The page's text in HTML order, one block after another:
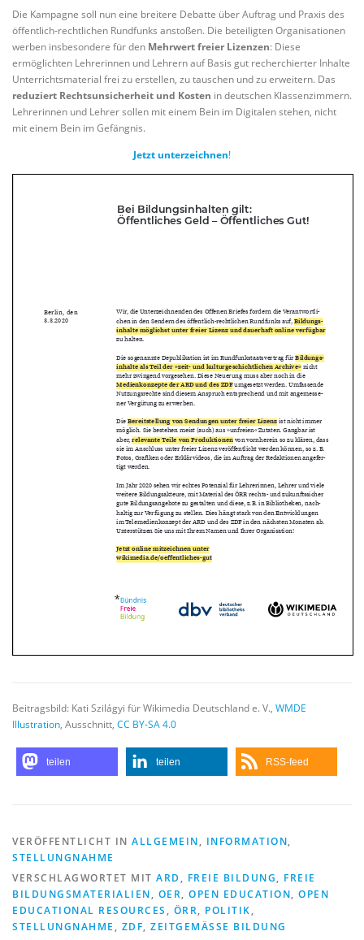
Die Kampagne soll nun eine breitere Debatte über Auftrag und Praxis des
öffentlich-rechtlichen Rundfunks anstoßen. Die beteiligten Organisationen
werben insbesondere für den Mehrwert freier Lizenzen: Diese
ermöglichten Lehrerinnen und Lehrern auf Basis gut recherchierter Inhalte
Unterrichtsmaterial frei zu erstellen, zu tauschen und zu erweitern. Das
reduziert Rechtsunsicherheit und Kosten in deutschen Klassenzimmern.
Lehrerinnen und Lehrer sollen mit einem Bein im Digitalen stehen, nicht
mit einem Bein im Gefängnis.
Jetzt unterzeichnen!
Beitragsbild: Kati Szilágyi für Wikimedia Deutschland e. V., WMDE
Illustration, Ausschnitt, CC BY-SA 4.0
teilen teilen RSS-feed
VERÖFFENTLICHT IN ALLGEMEIN, INFORMATION,
STELLUNGNAHME
VERSCHLAGWORTET MIT ARD , FREIE BILDUNG, FREIE
BILDUNGSMATERIALIEN, OER, OPEN EDUCATION, OPEN
EDUCATIONAL RESOURCES , ÖRR, POLITIK,
STELLUNGNAHME , ZDF, ZEITGEMÄSSE BILDUNG